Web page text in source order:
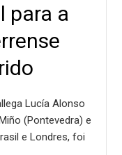
para a
Lucía Alonso
(Pontevedra) e
e Londres, foi